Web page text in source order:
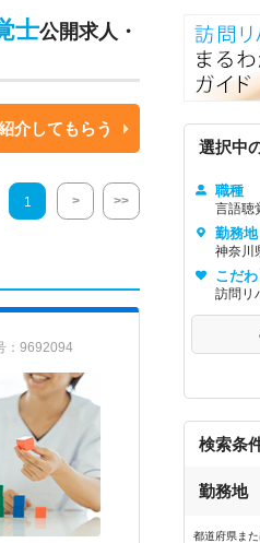
士公開求人・
介してもらう
1 > >>
：9692094
選択中
職種
言語聴
勤務地
神奈川
こだ
訪問リ
検索条
勤務地
都道府県ま